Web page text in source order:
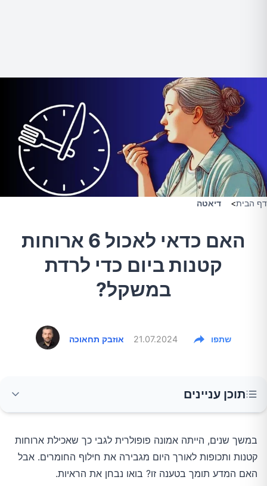
דף הבית> דיאטה
האם כדאי לאכול 6 ארוחות
קטנות ביום כדי לרדת
במשקל?
אוזבק תחאוכה 21.07.2024 שתפו
תוכן עניינים
המיתוס
המדע
האם המדע תומך בטענה זו? בואו נבחן את הראיות.